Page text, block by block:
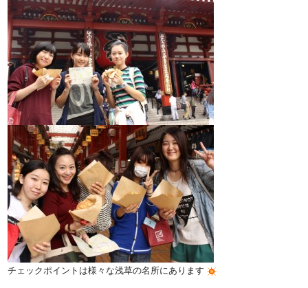
チェックポイントは様々な浅草の名所にあります